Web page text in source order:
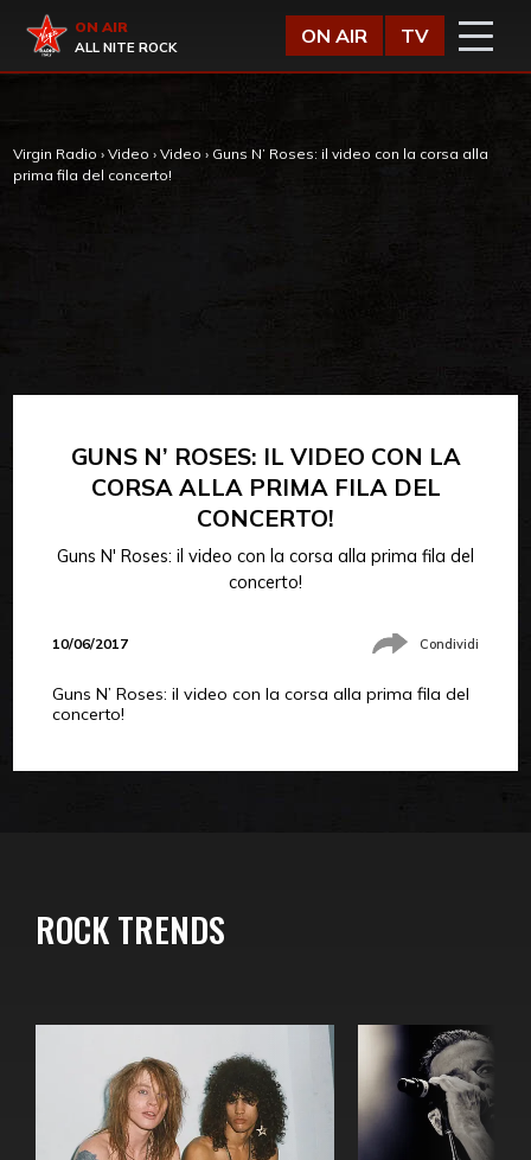
Virgin Radio
ON AIR
ALL NITE ROCK
ON AIR TV
Virgin Radio › Video › Video › Guns N’ Roses: il video con la corsa alla
prima fila del concerto!
GUNS N’ ROSES: IL VIDEO CON LA
CORSA ALLA PRIMA FILA DEL
CONCERTO!
Guns N' Roses: il video con la corsa alla prima fila del
concerto!
10/06/2017 Condividi
Guns N’ Roses: il video con la corsa alla prima fila del
concerto!
ROCK TRENDS